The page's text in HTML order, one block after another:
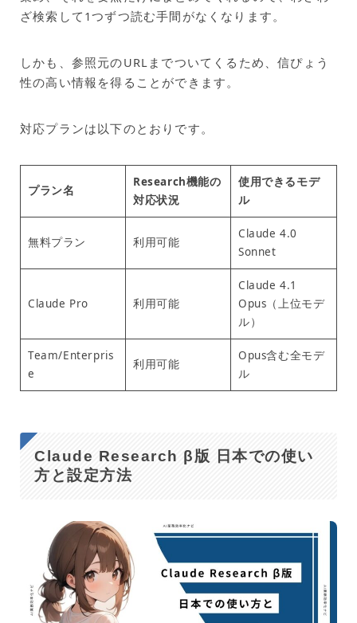
ざ検索して1つずつ読む手間がなくなります。
しかも、参照元のURLまでついてくるため、信ぴょう
性の高い情報を得ることができます。
対応プランは以下のとおりです。
プラン名
Research機能の
対応状況
使用できるモデ
ル
無料プラン 利用可能
Claude 4.0
Sonnet
Claude Pro 利用可能
Claude 4.1
Opus（上位モデ
ル）
Team/Enterpris
e
利用可能
Opus含む全モデ
ル
Claude Research β版 日本での使い
方と設定方法